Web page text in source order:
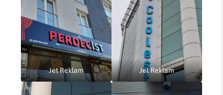
Jet Reklam Jet Reklam